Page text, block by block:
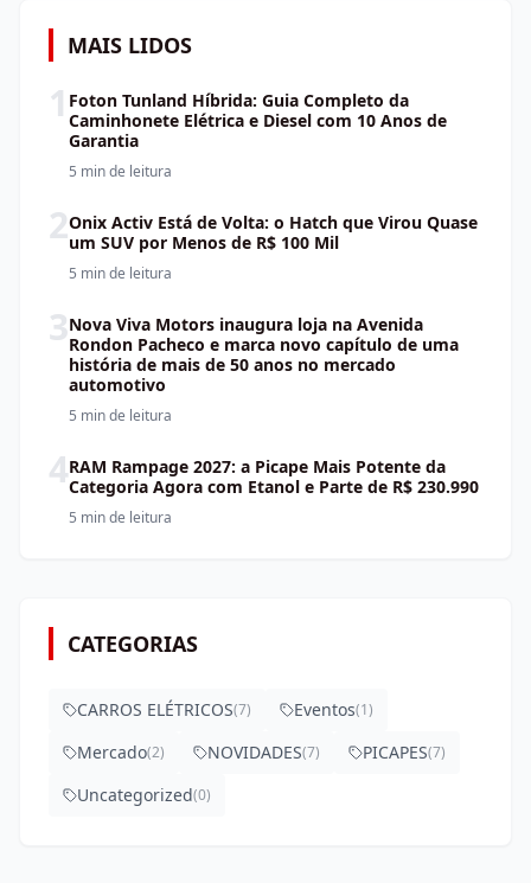
MAIS LIDOS
1 Foton Tunland Híbrida: Guia Completo da
Caminhonete Elétrica e Diesel com 10 Anos de
Garantia
5 minde leitura
2Onix Activ Está de Volta: o Hatch que Virou Quase
um SUV por Menos de R$ 100 Mil
5 minde leitura
3Nova Viva Motors inaugura loja na Avenida
Rondon Pacheco e marca novo capítulo de uma
história de mais de 50 anos no mercado
automotivo
5 minde leitura
4RAM Rampage 2027: a Picape Mais Potente da
Categoria Agora com Etanol e Parte de R$ 230.990
5 minde leitura
CATEGORIAS
CARROS ELÉTRICOS(7) Eventos(1)
Mercado(2) NOVIDADES(7) PICAPES(7)
Uncategorized(0)